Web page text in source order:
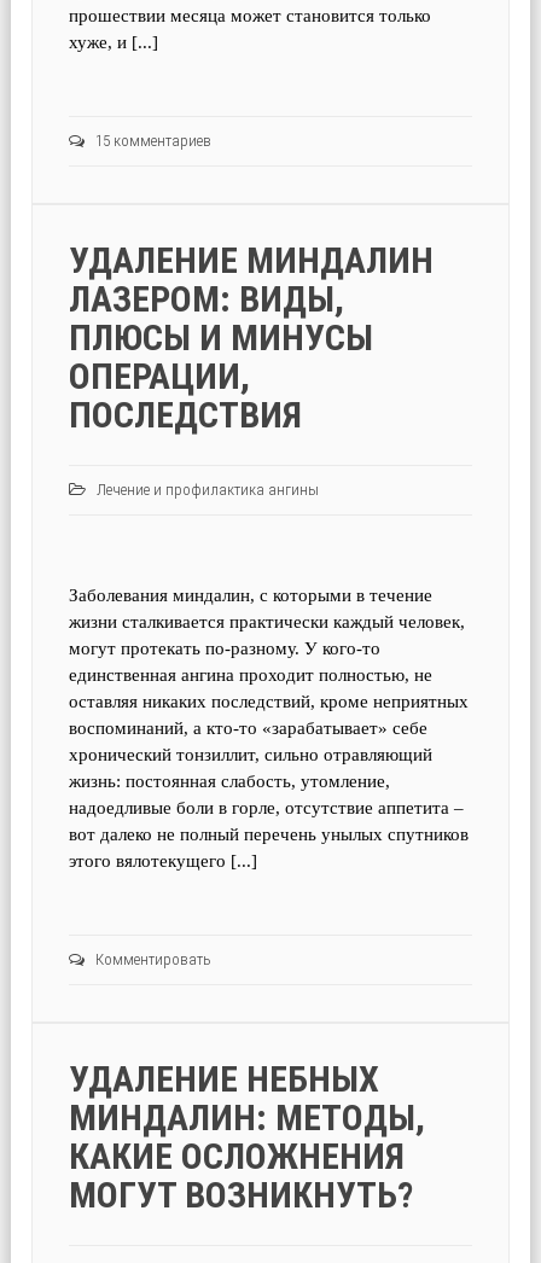
прошествии месяца может становится только
хуже, и [...]
15 комментариев
УДАЛЕНИЕ МИНДАЛИН
ЛАЗЕРОМ: ВИДЫ,
ПЛЮСЫ И МИНУСЫ
ОПЕРАЦИИ,
ПОСЛЕДСТВИЯ
Лечение и профилактика ангины
Заболевания миндалин, с которыми в течение
жизни сталкивается практически каждый человек,
могут протекать по-разному. У кого-то
единственная ангина проходит полностью, не
оставляя никаких последствий, кроме неприятных
воспоминаний, а кто-то «зарабатывает» себе
хронический тонзиллит, сильно отравляющий
жизнь: постоянная слабость, утомление,
надоедливые боли в горле, отсутствие аппетита –
вот далеко не полный перечень унылых спутников
этого вялотекущего [...]
Комментировать
УДАЛЕНИЕ НЕБНЫХ
МИНДАЛИН: МЕТОДЫ,
КАКИЕ ОСЛОЖНЕНИЯ
МОГУТ ВОЗНИКНУТЬ?